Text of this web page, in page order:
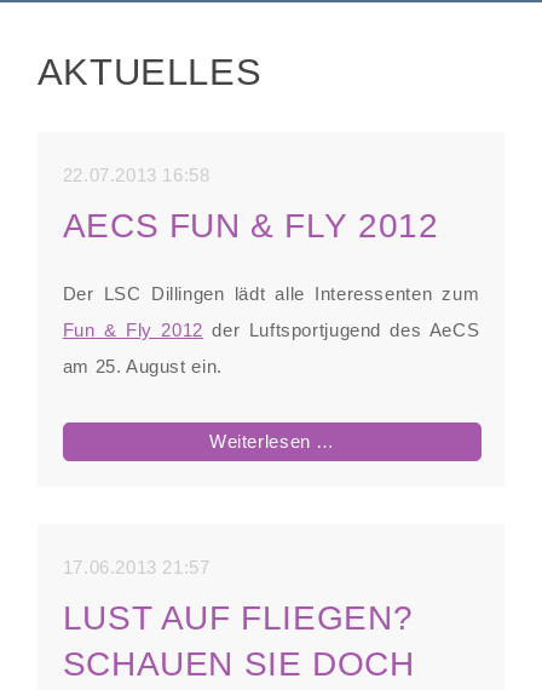
AKTUELLES
22.07.2013 16:58
AECS FUN & FLY 2012
Der LSC Dillingen lädt alle Interessenten zum
Fun & Fly 2012 der Luftsportjugend des AeCS
am 25. August ein.
Weiterlesen …
17.06.2013 21:57
LUST AUF FLIEGEN?
SCHAUEN SIE DOCH